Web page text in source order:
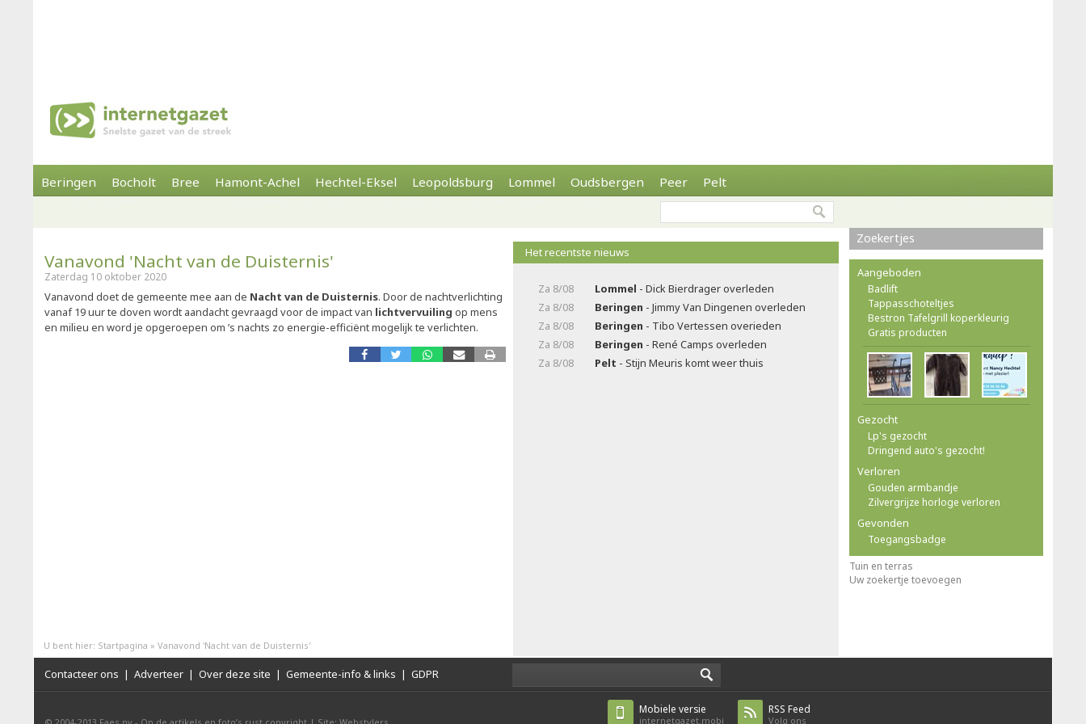
Beringen Bocholt Bree Hamont-Achel Hechtel-Eksel Leopoldsburg Lommel Oudsbergen Peer Pelt
Vanavond 'Nacht van de Duisternis'
Zaterdag 10 oktober 2020
Vanavond doet de gemeente mee aan de Nacht van de Duisternis. Door de nachtverlichting
vanaf 19 uur te doven wordt aandacht gevraagd voor de impact van lichtvervuiling op mens
en milieu en word je opgeroepen om ’s nachts zo energie-efficiënt mogelijk te verlichten.
Het recentste nieuws
Za 8/08 Lommel - Dick Bierdrager overleden
Za 8/08
Beringen - Jimmy Van Dingenen overleden
Za 8/08
Beringen - Tibo Vertessen overieden
Za 8/08
Beringen - René Camps overleden
Za 8/08
Pelt - Stijn Meuris komt weer thuis
Zoekertjes
Aangeboden
Badlift
Tappasschoteltjes
Bestron Tafelgrill koperkleurig
Gratis producten
Gezocht
Lp's gezocht
Dringend auto's gezocht!
Verloren
Gouden armbandje
Zilvergrijze horloge verloren
Gevonden
Toegangsbadge
Tuin en terras
Uw zoekertje toevoegen
U bent hier: Startpagina » Vanavond 'Nacht van de Duisternis'
Contacteer ons | Adverteer | Over deze site | Gemeente-info & links | GDPR
RSS Feed
Volg ons
Mobiele versie
internetgazet.mobi